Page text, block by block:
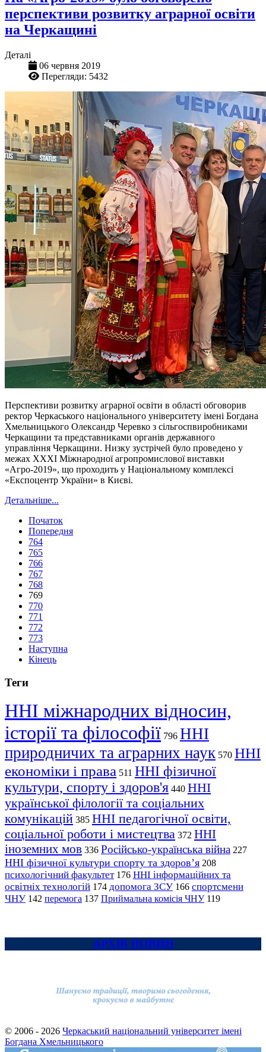
перспективи розвитку аграрної освіти
на Черкащині
Деталі
06 червня 2019
Перегляди: 5432
Перспективи розвитку аграрної освіти в області обговорив
ректор Черкаського національного університету імені Богдана
Хмельницького Олександр Черевко з сільгоспвиробниками
Черкащини та представниками органів державного
управління Черкащини. Низку зустрічей було проведено у
межах ХХХІ Міжнародної агропромислової виставки
«Агро-2019», що проходить у Національному комплексі
«Експоцентр України» в Києві.
Детальніше...
Початок
Попередня
764
765
766
767
768
769
770
771
772
773
Наступна
Кінець
Теги
ННІ міжнародних відносин,
історії та філософії 796 ННІ
природничих та аграрних наук 570 ННІ
економіки і права 511 ННІ фізичної
культури, спорту і здоров'я 440 ННІ
української філології та соціальних
комунікацій 385 ННІ педагогічної освіти,
соціальної роботи і мистецтва 372 ННІ
іноземних мов 336 Російсько-українська війна 227
ННІ фізичної культури спорту та здоров’я 208
психологічний факультет 176 ННІ інформаційних та
освітніх технологій 174 допомога ЗСУ 166 спортсмени
ЧНУ 142 перемога 137 Приймальна комісія ЧНУ 119
АРХІВ НОВИН
© 2006 - 2026 Черкаський національний університет імені
Богдана Хмельницького